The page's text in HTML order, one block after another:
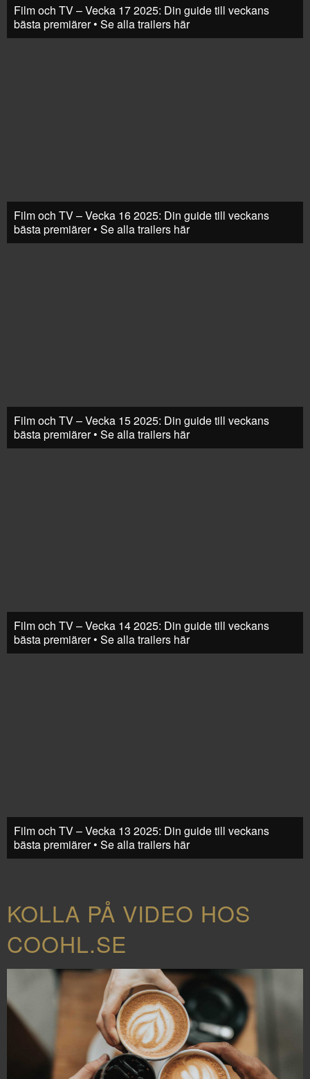
Film och TV – Vecka 17 2025: Din guide till veckans
bästa premiärer • Se alla trailers här
Film och TV – Vecka 16 2025: Din guide till veckans
bästa premiärer • Se alla trailers här
Film och TV – Vecka 15 2025: Din guide till veckans
bästa premiärer • Se alla trailers här
Film och TV – Vecka 14 2025: Din guide till veckans
bästa premiärer • Se alla trailers här
Film och TV – Vecka 13 2025: Din guide till veckans
bästa premiärer • Se alla trailers här
KOLLA PÅ VIDEO HOS
COOHL.SE